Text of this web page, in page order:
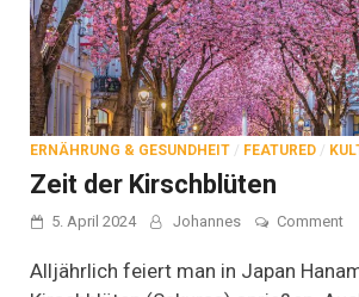
ERNÄHRUNG & GESUNDHEIT / FEATURED /
Zeit der Kirschblüten
5. April 2024 Johannes Commenton
Alljährlich feiert man in Japan